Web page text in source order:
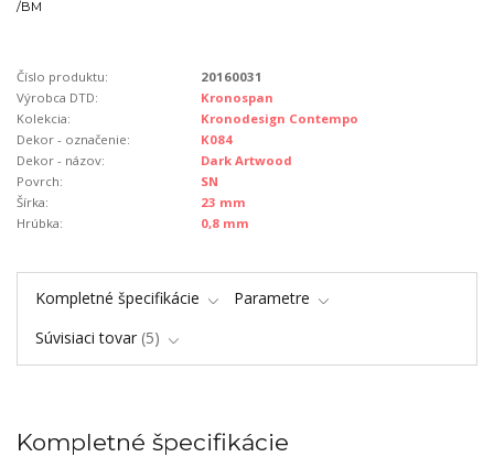
/BM
Číslo produktu:
20160031
Výrobca DTD:
Kronospan
Kolekcia:
Kronodesign Contempo
Dekor - označenie:
K084
Dekor - názov:
Dark Artwood
Povrch:
SN
Šírka:
23 mm
Hrúbka:
0,8 mm
Kompletné špecifikácie
Parametre
Súvisiaci tovar 5
Kompletné špecifikácie